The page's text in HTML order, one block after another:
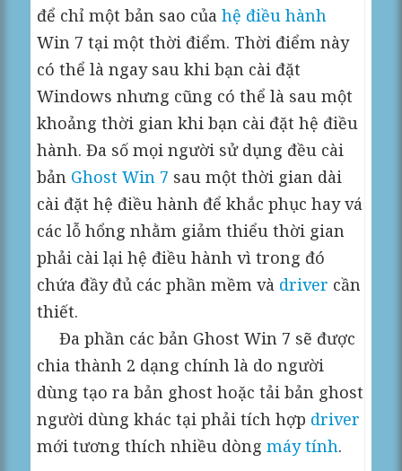
để chỉ một bản sao củahệ điều hành
Win 7 tại một thời điểm. Thời điểm này
có thể là ngay sau khi bạn cài đặt
Windows nhưng cũng có thể là sau một
khoảng thời gian khi bạn cài đặt hệ điều
hành. Đa số mọi người sử dụng đều cài
bản Ghost Win 7 sau một thời gian dài
cài đặt hệ điều hành để khắc phục hay vá
các lỗ hổng nhằm giảm thiểu thời gian
phải cài lại hệ điều hành vì trong đó
chứa đầy đủ các phần mềm và driver cần
thiết.
Đa phần các bản Ghost Win 7 sẽ được
chia thành 2 dạng chính là do người
dùng tạo ra bản ghost hoặc tải bản ghost
người dùng khác tại phải tích hợp driver
mới tương thích nhiều dòngmáy tính.